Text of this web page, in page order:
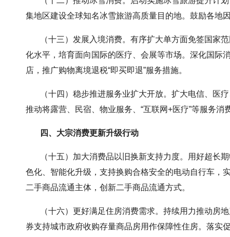
集地区建设全球知名冰雪旅游高质量目的地。鼓励各地
（十三）发展入境消费。有序扩大单方面免签国家范
化水平，培育面向国际的医疗、会展等市场。深化国际
店，推广购物离境退税“即买即退”服务措施。
（十四）稳步推进服务业扩大开放。扩大电信、医疗
推动将露营、民宿、物业服务、“互联网+医疗”等服务
四、大宗消费更新升级行动
（十五）加大消费品以旧换新支持力度。用好超长期
色化、智能化升级，支持换购合格安全的电动自行车，
二手商品流通主体，创新二手商品流通方式。
（十六）更好满足住房消费需求。持续用力推动房地
券支持城市政府收购存量商品房用作保障性住房。落实